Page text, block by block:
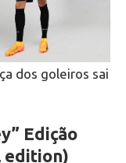
dos goleiros sai
Edição
edition)